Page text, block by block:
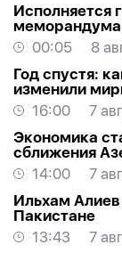
Исполняется
США00:05
8
Год спустя:
изменили
ВЗГЛЯД
16:00
7
Экономика
сближения
визите
14:00
7
Ильхам
Пакистане
13:43
7